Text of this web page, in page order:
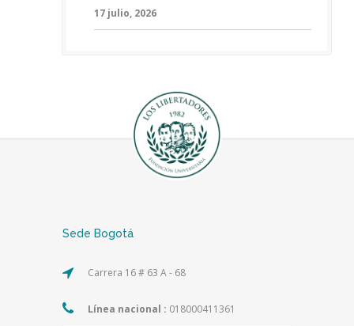
17 julio, 2026
Sede Bogotá
Carrera 16 # 63 A - 68
Línea nacional : 018000411361